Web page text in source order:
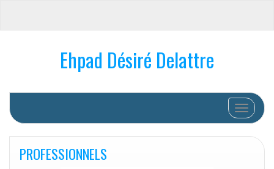
Ehpad Désiré Delattre
Afficher/
PROFESSIONNELS